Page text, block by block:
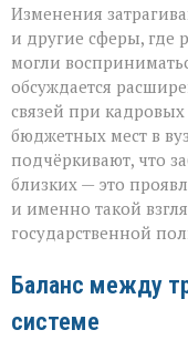
Изменения
и другие сферы, где
могли
обсуждается
связей при
бюджетных мест в
подчёркивают, что
близких — это
и именно такой
государственной
Баланс между
системе